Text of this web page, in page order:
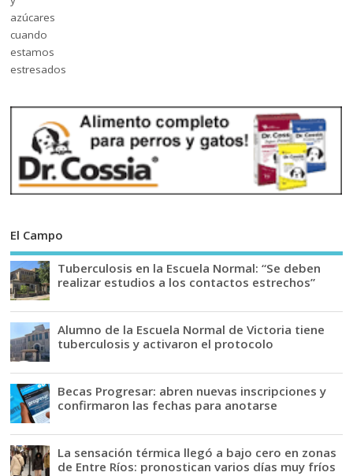
El Campo
Tuberculosis en la Escuela Normal: “Se deben
realizar estudios a los contactos estrechos”
Alumno de la Escuela Normal de Victoria tiene
tuberculosis y activaron el protocolo
Becas Progresar: abren nuevas inscripciones y
confirmaron las fechas para anotarse
La sensación térmica llegó a bajo cero en zonas
de Entre Ríos: pronostican varios días muy fríos